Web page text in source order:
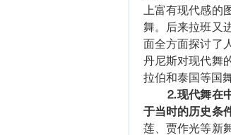
上富有现代感
舞。后来拉班又
面全方面探讨了
丹尼斯对现代舞
拉伯和泰国等国
⒉现代舞在
于当时的历史条
莲、贾作光等新